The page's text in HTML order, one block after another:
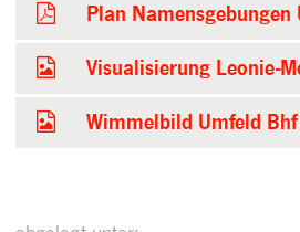
Plan
Visualisierung Leonie-
Wimmelbild Umfeld Bhf